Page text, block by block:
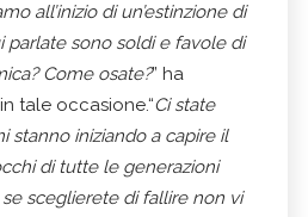
all’inizio di un’estinzione di
parlate sono soldi e favole di
Come osate?” ha
tale occasione.“Ci state
stanno iniziando a capire il
di tutte le generazioni
sceglierete di fallire non vi